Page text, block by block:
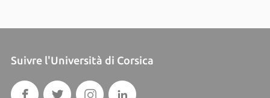
Suivre l'Università di Corsica